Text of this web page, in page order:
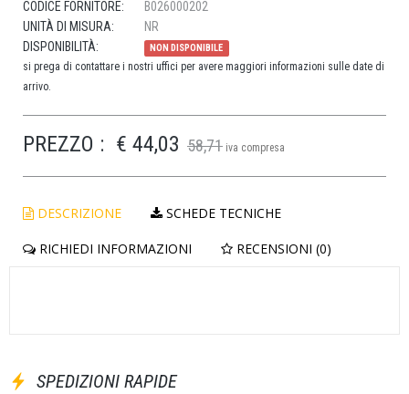
CODICE FORNITORE:
B026000202
UNITÀ DI MISURA:
NR
DISPONIBILITÀ:
NON DISPONIBILE
si prega di contattare i nostri uffici per avere maggiori informazioni sulle date di
arrivo.
PREZZO : € 44,03 58,71 iva compresa
DESCRIZIONE SCHEDE TECNICHE
RICHIEDI INFORMAZIONI RECENSIONI (0)
SPEDIZIONI RAPIDE